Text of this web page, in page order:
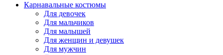
Карнавальные костюмы
Для девочек
Для мальчиков
Для малышей
Для женщин и девушек
Для мужчин